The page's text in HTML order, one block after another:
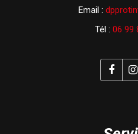
Email :
Tél : 06 99